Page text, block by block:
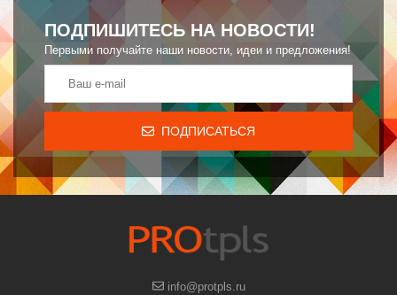
ПОДПИШИТЕСЬ НА НОВОСТИ!
Первыми получайте наши новости, идеи и предложения!
ПОДПИСАТЬСЯ
info@protpls.ru